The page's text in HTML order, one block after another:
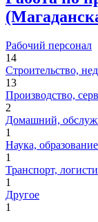
Рабочий персонал
14
Строительство,
13
Производство,
2
Домашний,
1
Наука, образование
1
Транспорт,
1
Другое
1